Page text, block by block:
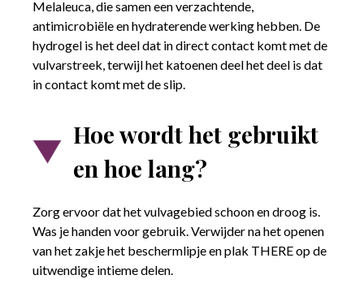
Melaleuca, die samen een verzachtende,
antimicrobiële en hydraterende werking hebben. De
hydrogel is het deel dat in direct contact komt met de
vulvarstreek, terwijl het katoenen deel het deel is dat
in contact komt met de slip.
Hoe wordt het gebruikt
en hoe lang?
Zorg ervoor dat het vulvagebied schoon en droog is.
Was je handen voor gebruik. Verwijder na het openen
van het zakje het beschermlipje en plak THERE op de
uitwendige intieme delen.